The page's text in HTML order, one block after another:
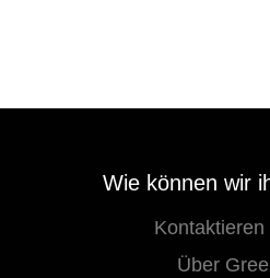
Wie können wir
Über